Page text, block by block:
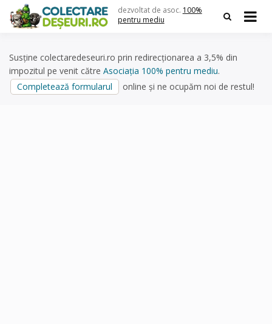
content
dezvoltat de asoc. 100%
pentru mediu
Susține colectaredeseuri.ro prin redirecționarea a 3,5% din
impozitul pe venit către Asociația 100% pentru mediu.
Completează formularul
online și ne ocupăm noi de restul!